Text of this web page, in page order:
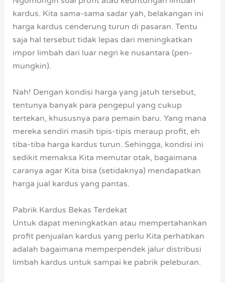
kardus. Kita sama-sama sadar yah, belakangan ini
harga kardus cenderung turun di pasaran. Tentu
saja hal tersebut tidak lepas dari meningkatkan
impor limbah dari luar negri ke nusantara (pen-
mungkin).
Nah! Dengan kondisi harga yang jatuh tersebut,
tentunya banyak para pengepul yang cukup
tertekan, khususnya para pemain baru. Yang mana
mereka sendiri masih tipis-tipis meraup profit, eh
tiba-tiba harga kardus turun. Sehingga, kondisi ini
sedikit memaksa Kita memutar otak, bagaimana
caranya agar Kita bisa (setidaknya) mendapatkan
harga jual kardus yang pantas.
Pabrik Kardus Bekas Terdekat
Untuk dapat meningkatkan atau mempertahankan
profit penjualan kardus yang perlu Kita perhatikan
adalah bagaimana memperpendek jalur distribusi
limbah kardus untuk sampai ke pabrik peleburan.